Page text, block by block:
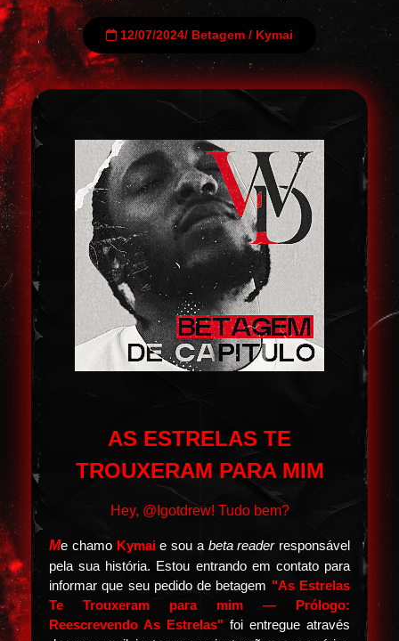
12/07/2024/ Betagem / Kymai
AS ESTRELAS TE
TROUXERAM PARA MIM
Hey, @Igotdrew! Tudo bem?
Me chamo Kymai e sou abeta reader responsável
pela sua história. Estou entrando em contato para
informar que seu pedido de betagem "As Estrelas
Te Trouxeram para mim — Prólogo:
Reescrevendo As Estrelas" foi entregue através